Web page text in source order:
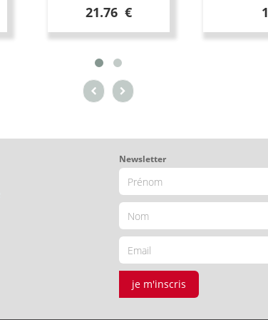
21.76 €
Newsletter
je m'inscris